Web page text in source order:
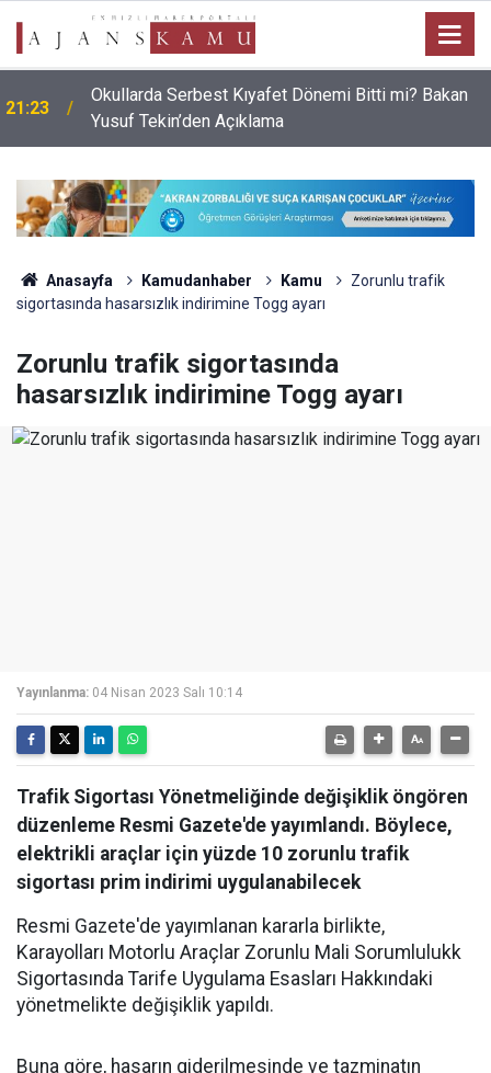
21:23
Okullarda Serbest Kıyafet Dönemi Bitti mi? Bakan
Yusuf Tekin’den Açıklama
Anasayfa Kamudanhaber Kamu
Zorunlu trafik
sigortasında hasarsızlık indirimine Togg ayarı
Zorunlu trafik sigortasında
hasarsızlık indirimine Togg ayarı
Yayınlanma: 04 Nisan 2023 Salı 10:14
Trafik Sigortası Yönetmeliğinde değişiklik öngören
düzenleme Resmi Gazete'de yayımlandı. Böylece,
elektrikli araçlar için yüzde 10 zorunlu trafik
sigortası prim indirimi uygulanabilecek
Resmi Gazete'de yayımlanan kararla birlikte,
Karayolları Motorlu Araçlar Zorunlu Mali Sorumlulukk
Sigortasında Tarife Uygulama Esasları Hakkındaki
yönetmelikte değişiklik yapıldı.
Buna göre, hasarın giderilmesinde ve tazminatın